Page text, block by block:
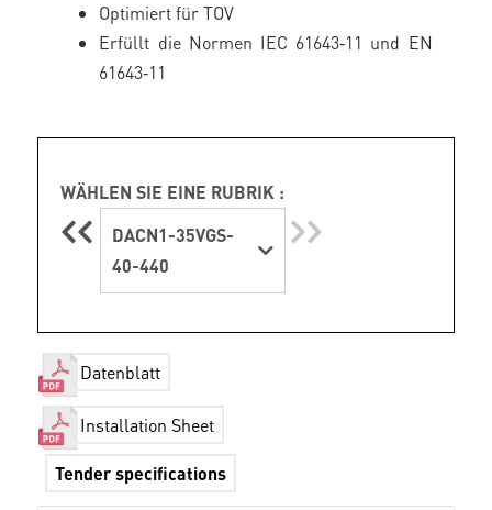
Optimiert für TOV
Erfüllt die Normen IEC 61643‑11 und EN
61643‑11
WÄHLEN SIE EINE RUBRIK :
DACN1-35VGS-
40-440
Datenblatt
Installation Sheet
Tender specifications